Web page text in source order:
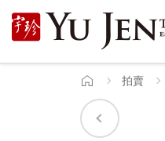
宇
珍
首
頁
拍賣